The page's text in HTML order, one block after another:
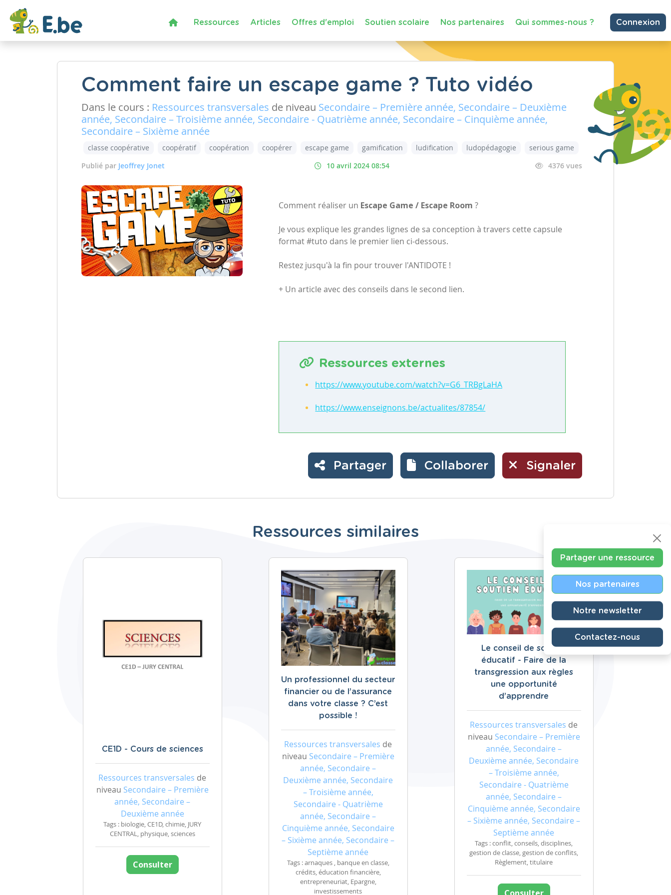
Ressources Articles Offres d'emploi Soutien scolaire Nos partenaires Qui sommes-nous ? Connexion
Comment faire un escape game ? Tuto vidéo
Dans le cours : Ressources transversales de niveau Secondaire – Première année, Secondaire – Deuxième
année, Secondaire – Troisième année, Secondaire - Quatrième année, Secondaire – Cinquième année,
Secondaire – Sixième année
classe coopérative coopératif coopération coopérer escape game gamification ludification ludopédagogie
serious game
Publié par Jeoffrey Jonet 10 avril 2024 08:54 4376 vues
Comment réaliser un Escape Game / Escape Room?
Je vous explique les grandes lignes de sa conception à travers cette capsule
format #tuto dans le premier lien ci-dessous.
Restez jusqu'à la fin pour trouver l'ANTIDOTE !
+ Un article avec des conseils dans le second lien.
Ressources externes
https://www.youtube.com/watch?v=G6_TRBgLaHA
https://www.enseignons.be/actualites/87854/
Partager Collaborer Signaler
Ressources similaires
CE1D - Cours de sciences
Ressources transversales de
niveau Secondaire – Première
année, Secondaire –
Deuxième année
Tags : biologie, CE1D, chimie, JURY
CENTRAL, physique, sciences
Consulter
Un professionnel du secteur
financier ou de l’assurance
dans votre classe ? C’est
possible !
Ressources transversales de
niveau Secondaire – Première
année, Secondaire –
Deuxième année, Secondaire
– Troisième année,
Secondaire - Quatrième
année, Secondaire –
Cinquième année, Secondaire
– Sixième année, Secondaire –
Septième année
Tags : arnaques , banque en classe,
crédits, éducation financière,
entrepreneuriat, Epargne,
investissements
Le conseil de soutien
éducatif - Faire de la
transgression aux règles
une opportunité
d’apprendre
Ressources transversales de
niveau Secondaire – Première
année, Secondaire –
Deuxième année, Secondaire
– Troisième année,
Secondaire - Quatrième
année, Secondaire –
Cinquième année, Secondaire
– Sixième année, Secondaire –
Septième année
Tags : conflit, conseils, disciplines,
gestion de classe, gestion de conflits,
Règlement, titulaire
Partager une ressource
Nos partenaires
Notre newsletter
Contactez-nous